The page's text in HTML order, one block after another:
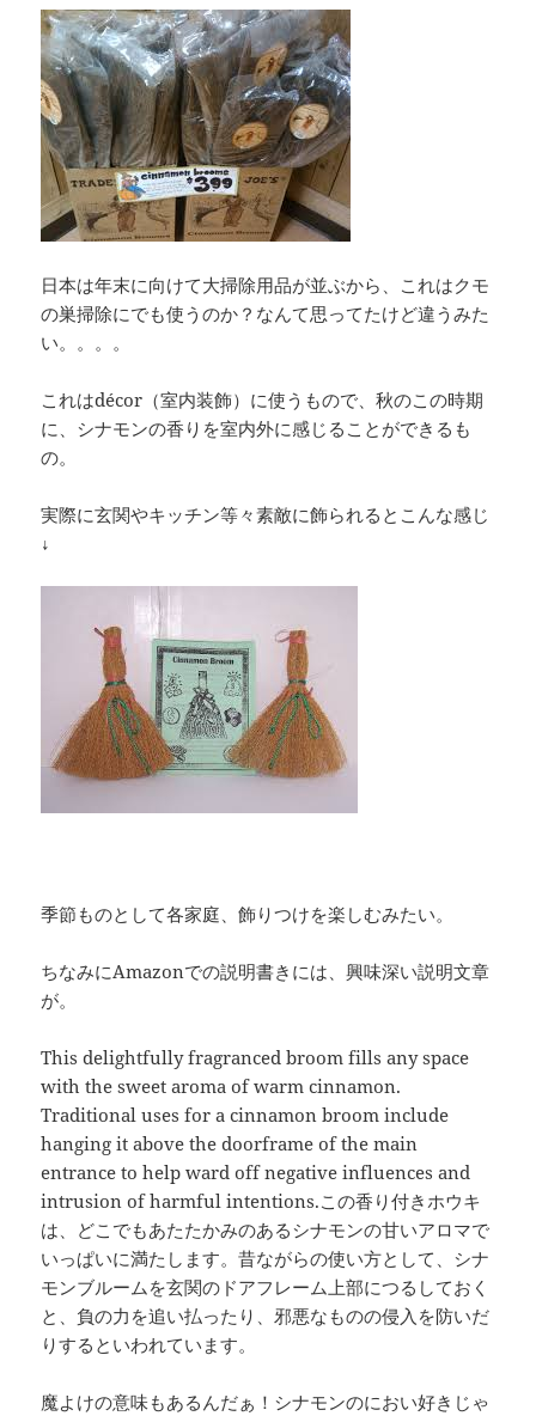
日本は年末に向けて大掃除用品が並ぶから、これはクモ
の巣掃除にでも使うのか？なんて思ってたけど違うみた
い。。。。
これはdécor（室内装飾）に使うもので、秋のこの時期
に、シナモンの香りを室内外に感じることができるも
の。
実際に玄関やキッチン等々素敵に飾られるとこんな感じ
↓
季節ものとして各家庭、飾りつけを楽しむみたい。
ちなみにAmazonでの説明書きには、興味深い説明文章
が。
This delightfully fragranced broom fills any space
with the sweet aroma of warm cinnamon.
Traditional uses for a cinnamon broom include
hanging it above the doorframe of the main
entrance to help ward off negative influences and
intrusion of harmful intentions.この香り付きホウキ
は、どこでもあたたかみのあるシナモンの甘いアロマで
いっぱいに満たします。昔ながらの使い方として、シナ
モンブルームを玄関のドアフレーム上部につるしておく
と、負の力を追い払ったり、邪悪なものの侵入を防いだ
りするといわれています。
魔よけの意味もあるんだぁ！シナモンのにおい好きじゃ